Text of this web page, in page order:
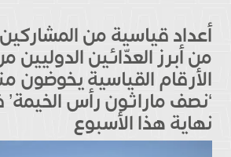
أعداد قياسية من
من أبرز العدّائين الدوليين
الأرقام القياسية يخوضون
‘نصف ماراثون رأس
نهاية هذا الأسبوع